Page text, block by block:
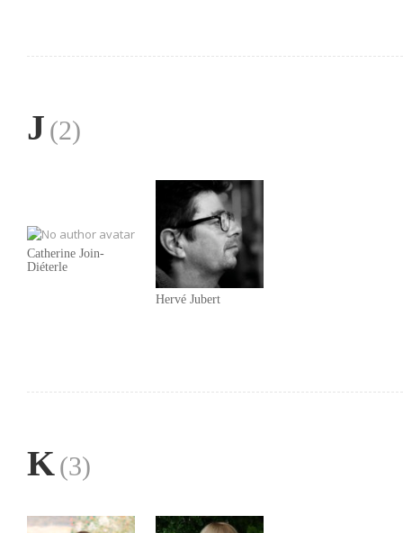
J (2)
Catherine Join-
Diéterle
Hervé Jubert
K(3)